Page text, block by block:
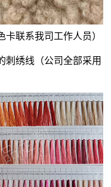
卡联系我司工作人员）
刺绣线（公司全部采用